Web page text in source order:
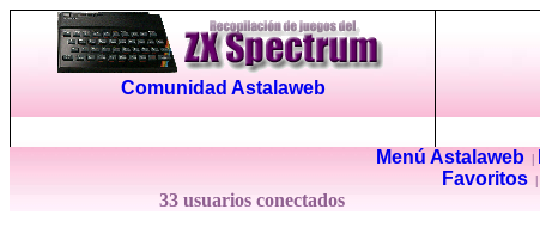
Comunidad Astalaweb
Menú Astalaweb|
Favoritos
33 usuarios conectados